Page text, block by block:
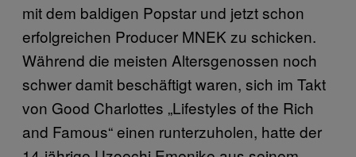
mit dem baldigen Popstar und jetzt schon
erfolgreichen Producer MNEK zu schicken.
Während die meisten Altersgenossen noch
schwer damit beschäftigt waren, sich im Takt
von Good Charlottes „Lifestyles of the Rich
and Famous“ einen runterzuholen, hatte der